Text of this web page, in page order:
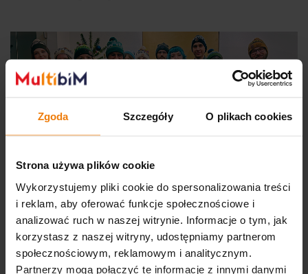
Zgoda Szczegóły O plikach cookies
Strona używa plików cookie
Wykorzystujemy pliki cookie do spersonalizowania treści
i reklam, aby oferować funkcje społecznościowe i
analizować ruch w naszej witrynie. Informacje o tym, jak
korzystasz z naszej witryny, udostępniamy partnerom
społecznościowym, reklamowym i analitycznym.
Partnerzy mogą połączyć te informacje z innymi danymi
Świąteczne życzenia od zespołu